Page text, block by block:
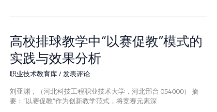
思
考
高校排球教学中“以赛促教”模式的
实践与效果分析
职业技术教育库/发表评论
刘亚渊，（河北科技工程职业技术大学，河北邢台 054000） 摘
要：“以赛促教”作为创新教学范式，将竞赛元素深
高
校
排
球
教
学
中
“以